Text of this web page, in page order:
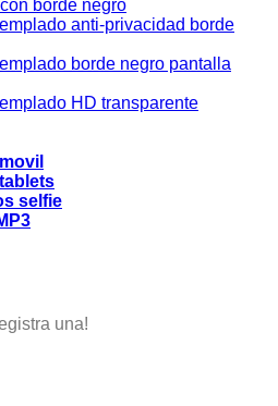
borde negro
anti-privacidad borde
borde negro pantalla
HD transparente
selfie
una!